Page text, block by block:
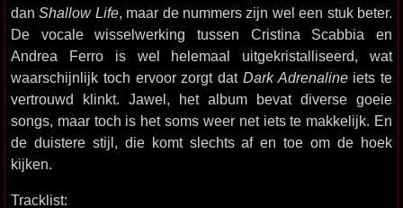
danShallow Life, maar de nummers zijn wel een stuk beter.
De vocale wisselwerking tussen Cristina Scabbia en
Andrea Ferro is wel helemaal uitgekristalliseerd, wat
waarschijnlijk toch ervoor zorgt dat Dark Adrenalineiets te
vertrouwd klinkt. Jawel, het album bevat diverse goeie
songs, maar toch is het soms weer net iets te makkelijk. En
de duistere stijl, die komt slechts af en toe om de hoek
kijken.
Tracklist: